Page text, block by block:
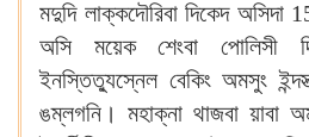
মদুদি লাক্কদৌরিবা দিকেদ অসিদা
অসি ময়েক শেংবা পোলিসী
ইনস্তিত্যুস্নেল বেকিং অমসুং
ঙম্লগনি। মহাক্না থাজবা য়াবা